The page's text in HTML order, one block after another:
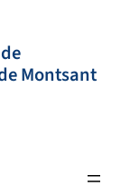
Montsant